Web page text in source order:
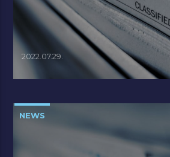
2022.07.29.
NEWS